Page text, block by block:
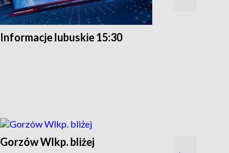
Informacje lubuskie 15:30
Gorzów Wlkp. bliżej